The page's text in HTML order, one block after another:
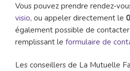
Vous pouvez prendre rendez-
visio, ou appeler directement le
également possible de
remplissant le formulaire de
Les conseillers de La Mutuelle